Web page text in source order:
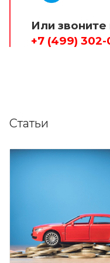
Или
+7 (499) 302-
Статьи